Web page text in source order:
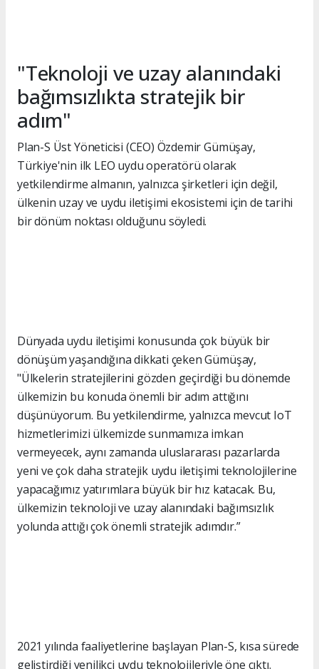
"Teknoloji ve uzay alanındaki
bağımsızlıkta stratejik bir
adım"
Plan-S Üst Yöneticisi (CEO) Özdemir Gümüşay,
Türkiye'nin ilk LEO uydu operatörü olarak
yetkilendirme almanın, yalnızca şirketleri için değil,
ülkenin uzay ve uydu iletişimi ekosistemi için de tarihi
bir dönüm noktası olduğunu söyledi.
Dünyada uydu iletişimi konusunda çok büyük bir
dönüşüm yaşandığına dikkati çeken Gümüşay,
"Ülkelerin stratejilerini gözden geçirdiği bu dönemde
ülkemizin bu konuda önemli bir adım attığını
düşünüyorum. Bu yetkilendirme, yalnızca mevcut IoT
hizmetlerimizi ülkemizde sunmamıza imkan
vermeyecek, aynı zamanda uluslararası pazarlarda
yeni ve çok daha stratejik uydu iletişimi teknolojilerine
yapacağımız yatırımlara büyük bir hız katacak. Bu,
ülkemizin teknoloji ve uzay alanındaki bağımsızlık
yolunda attığı çok önemli stratejik adımdır.”
2021 yılında faaliyetlerine başlayan Plan-S, kısa sürede
geliştirdiği yenilikçi uydu teknolojileriyle öne çıktı.